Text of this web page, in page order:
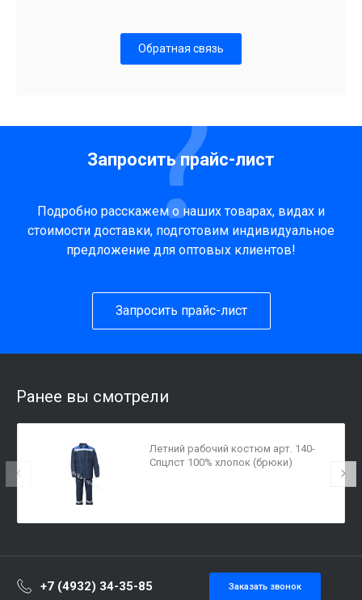
Обратная связь
Запросить прайс-лист
Подробно расскажем о наших товарах, видах и
стоимости доставки, подготовим индивидуальное
предложение для оптовых клиентов!
Запросить прайс-лист
Ранее вы смотрели
Летний рабочий костюм арт. 140-
Спцлст 100% хлопок (брюки)
+7 (4932) 34-35-85 Заказать звонок